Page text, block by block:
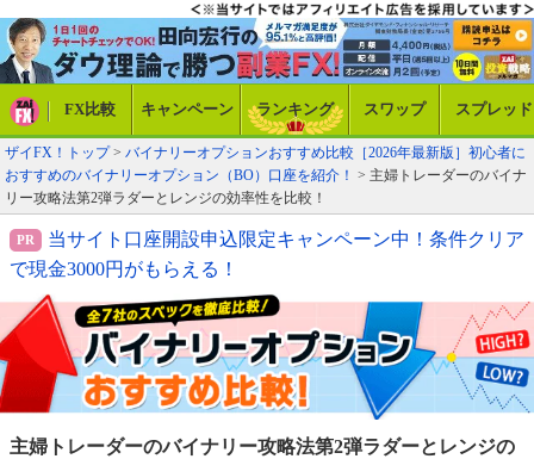
FX比較 キャンペーン ランキング スワップ スプレッド
ザイFX！トップ> バイナリーオプションおすすめ比較［2026年最新版］初心者に
おすすめのバイナリーオプション（BO）口座を紹介！ > 主婦トレーダーのバイナ
リー攻略法第2弾ラダーとレンジの効率性を比較！
当サイト口座開設申込限定キャンペーン中！条件クリア
で現金3000円がもらえる！
主婦トレーダーのバイナリー攻略法第2弾ラダーとレンジの